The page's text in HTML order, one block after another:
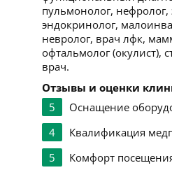
пульмонолог, нефролог,
эндокринолог,
невролог, врач лфк,
офтальмолог (окулист),
врач.
Отзывы и оценки
5
Оснащение
4
Квалификация
5
Комфорт